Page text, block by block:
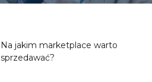
Na jakim marketplace warto
sprzedawać?